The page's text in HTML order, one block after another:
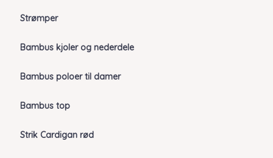
Strømper
Bambus kjoler og nederdele
Bambus poloer til damer
Bambus top
Strik Cardigan rød